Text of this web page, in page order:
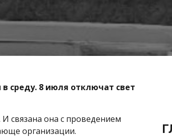
среду. 8 июля отключат свет
связана она с проведением
организации.